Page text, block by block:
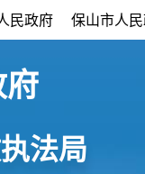
民政府 保山市人
府
法局